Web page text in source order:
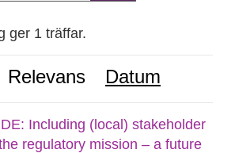
ger 1 träffar.
Relevans Datum
Including (local) stakeholder
regulatory mission – a future